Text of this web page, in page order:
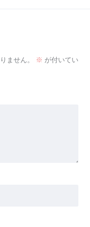
ません。 ※ が付いてい